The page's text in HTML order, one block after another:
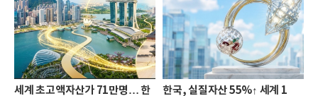
세계 초고액자산가 71만명… 한
한국, 실질자산 55%↑ 세계 1